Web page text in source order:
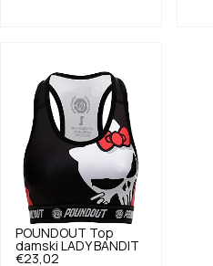
POUNDOUT Top
damski LADY BANDIT
€23,02